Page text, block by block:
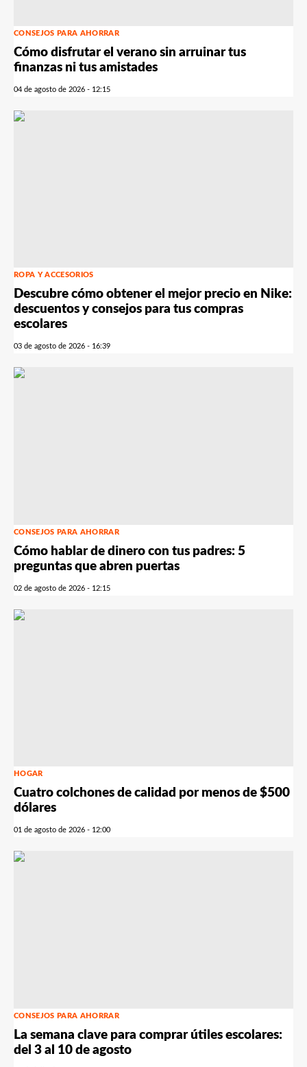
CONSEJOS PARA AHORRAR
Cómo disfrutar el verano sin arruinar tus
finanzas ni tus amistades
04 de agosto de 2026 - 12:15
ROPA Y ACCESORIOS
Descubre cómo obtener el mejor precio en Nike:
descuentos y consejos para tus compras
escolares
03 de agosto de 2026 - 16:39
CONSEJOS PARA AHORRAR
Cómo hablar de dinero con tus padres: 5
preguntas que abren puertas
02 de agosto de 2026 - 12:15
HOGAR
Cuatro colchones de calidad por menos de $500
dólares
01 de agosto de 2026 - 12:00
CONSEJOS PARA AHORRAR
La semana clave para comprar útiles escolares:
del 3 al 10 de agosto